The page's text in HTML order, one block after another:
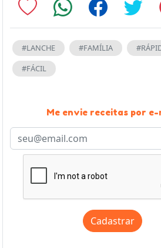
#LANCHE #FAMÍLIA
#FÁCIL
Me envie receitas por e-
Cadastrar